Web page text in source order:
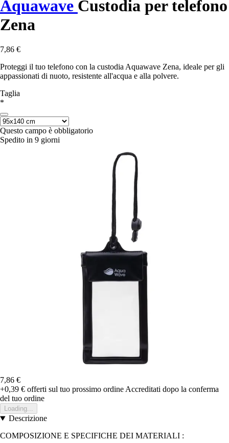
Aquawave Custodia per telefono
Zena
7,86 €
Proteggi il tuo telefono con la custodia Aquawave Zena, ideale per gli
appassionati di nuoto, resistente all'acqua e alla polvere.
Taglia
*
Questo campo è obbligatorio
Spedito in 9 giorni
7,86 €
+0,39 € offerti sul tuo prossimo ordine Accreditati dopo la conferma
del tuo ordine
Loading...
Descrizione
COMPOSIZIONE E SPECIFICHE DEI MATERIALI :